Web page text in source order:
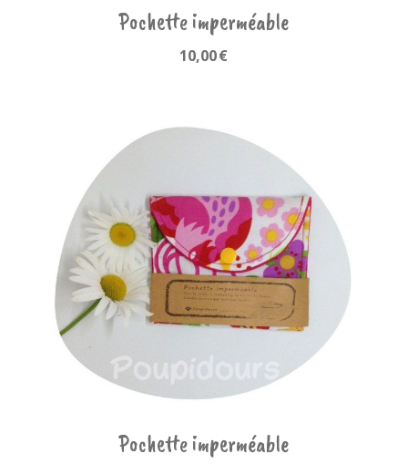
Pochette imperméable
10,00€
Pochette imperméable